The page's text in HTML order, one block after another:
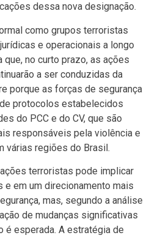
dessa nova designação.
como grupos terroristas
e operacionais a longo
no curto prazo, as ações
a ser conduzidas da
porque as forças de segurança
protocolos estabelecidos
do PCC e do CV, que são
responsáveis pela violência e
várias regiões do Brasil.
terroristas pode implicar
e em um direcionamento mais
mas, segundo a análise
de mudanças significativas
é esperada. A estratégia de